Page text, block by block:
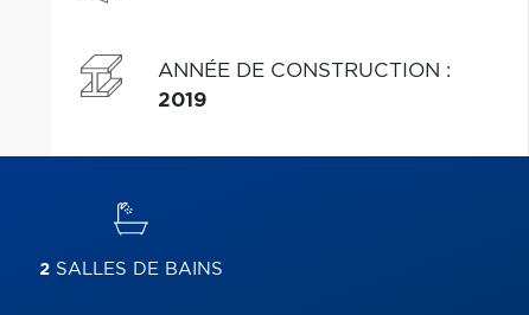
ANNÉE DE CONSTRUCTION :
2019
2SALLES DE BAINS